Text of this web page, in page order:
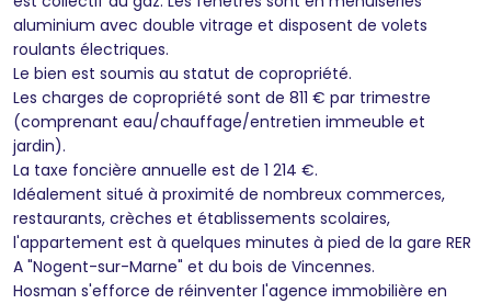
aluminium avec double vitrage et disposent de volets
roulants électriques.
Le bien est soumis au statut de copropriété.
Les charges de copropriété sont de 811 € par trimestre
(comprenant eau/chauffage/entretien immeuble et
jardin).
La taxe foncière annuelle est de 1 214 €.
Idéalement situé à proximité de nombreux commerces,
restaurants, crèches et établissements scolaires,
l'appartement est à quelques minutes à pied de la gare RER
A "Nogent-sur-Marne" et du bois de Vincennes.
Hosman s'efforce de réinventer l'agence immobilière en